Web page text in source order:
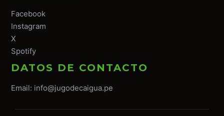
Facebook
Instagram
X
Spotify
DATOS DE CONTACTO
Email: info@jugodecaigua.pe